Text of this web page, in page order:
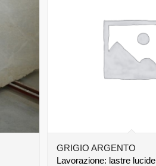
GRIGIO ARGENTO
Lavorazione: lastre lucide